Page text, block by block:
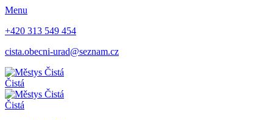
Menu
+420 313 549 454
cista.obecni-urad@seznam.cz
Čistá
Čistá